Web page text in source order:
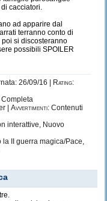
cacciatori.
ad apparire dal
terranno conto di
si discosteranno
possibili SPOILER
26/09/16 |
Rating:
Completa
| Avvertimenti: Contenuti
interattive, Nuovo
la II guerra magica/Pace,